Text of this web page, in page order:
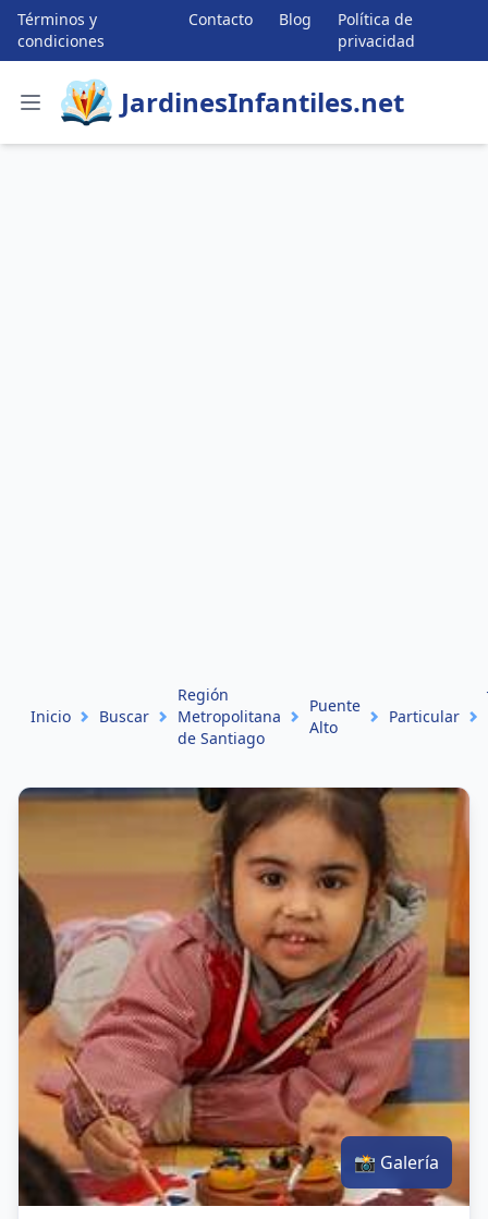
Términos y
condiciones
Contacto Blog
Política de
privacidad
JardinesInfantiles.net
Inicio Buscar
Región
Metropolitana
de Santiago
Puente
Alto
Particular
📸 Galería